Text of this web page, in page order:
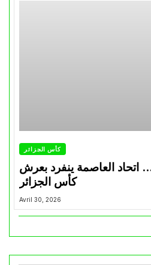
كأس الجزائر
اتحاد العاصمة ينفرد بعرش
كأس الجزائر
Avril 30, 2026